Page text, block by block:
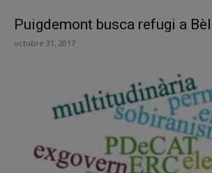
Puigdemont busca refugi a
octubre 31, 2017